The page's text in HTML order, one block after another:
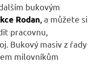
bukovým
Rodan a můžete si
pracovnu,
Bukový masiv z řady
milovníkům